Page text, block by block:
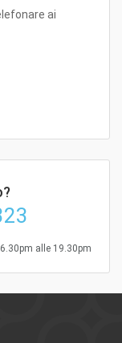
ai
alle 19.30pm